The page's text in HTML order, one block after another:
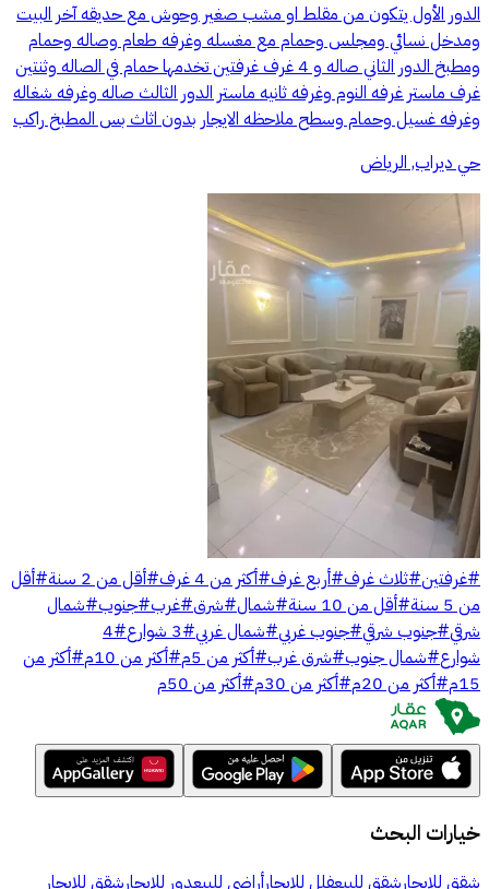
الدور الأول يتكون من مقلط او مشب صغير وحوش مع حديقه آخر البيت
ومدخل نسائي ومجلس وحمام مع مغسله وغرفه طعام وصاله وحمام
ومطبخ الدور الثاني صاله و 4 غرف غرفتين تخدمها حمام في الصاله وثنتين
غرف ماستر غرفه النوم وغرفه ثانيه ماستر الدور الثالث صاله وغرفه شغاله
وغرفه غسيل وحمام وسطح ملاحظه الايجار بدون اثاث بس المطبخ راكب
حي ديراب, الرياض
#غرفتين#ثلاث غرف#أربع غرف#أكثر من 4 غرف #أقل من 2 سنة #أقل
من 5 سنة
#أقل من 10 سنة #شمال#شرق#غرب#جنوب#شمال
شرقي#جنوب شرقي#جنوب غربي#شمال غربي#3 شوارع #
4
شوارع#شمال جنوب#شرق غرب#أكثر من 5م #أكثر من 10م #أكثر من
15م #أكثر من 20م #أكثر من 30م #أكثر من 50م
خيارات البحث
شقق للإيجارشقق للبيعفلل للإيجارأراضي للبيعدور للإيجارشقق للإيجار